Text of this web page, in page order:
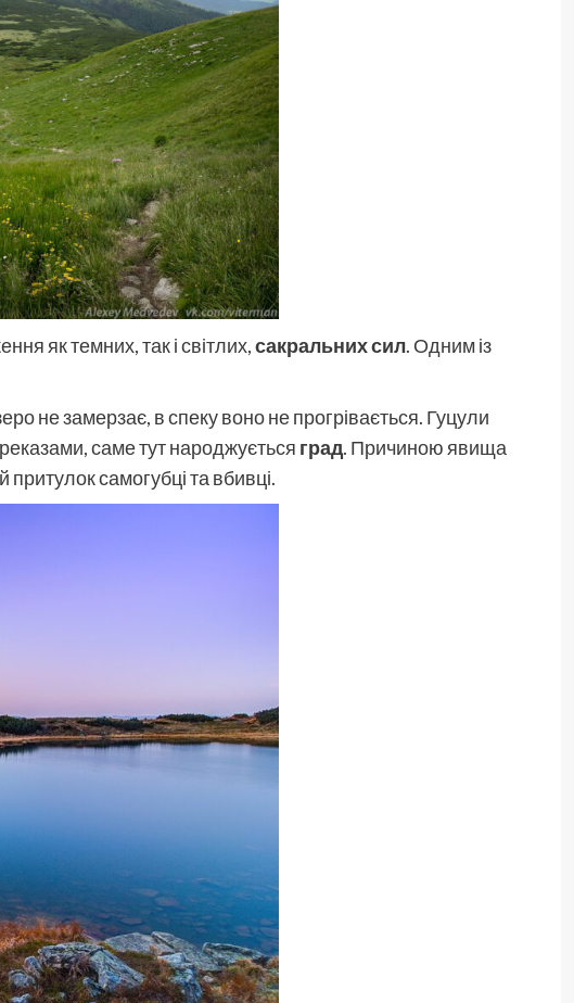
як темних, так і світлих,сакральних сил. Одним із
не замерзає, в спеку воно не прогрівається. Гуцули
саме тут народжується град. Причиною явища
притулок самогубці та вбивці.